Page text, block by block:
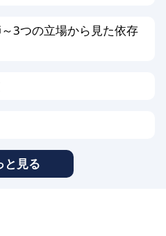
3つの立場から見た依存
と見る